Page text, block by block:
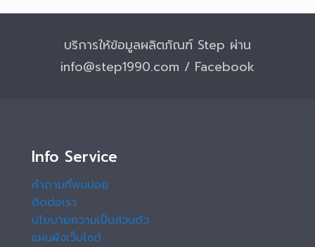
บริการให้ข้อมูลผลิตภัณฑ์ Step ผ่าน
info@step1990.com / Facebook
Info Service
คำถามที่พบบ่อย
ติดต่อเรา
นโยบายความเป็นส่วนตัว
แผนผังเว็บไซต์